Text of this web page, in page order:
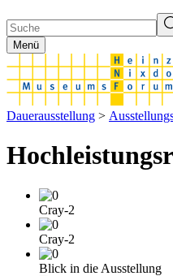
Menü
Dauerausstellung >
Cray-2
Cray-2
Blick in die Ausstellung